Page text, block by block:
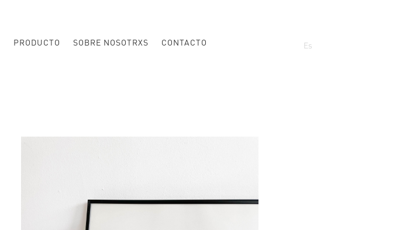
PRODUCTO SOBRE NOSOTRXS CONTACTO Es